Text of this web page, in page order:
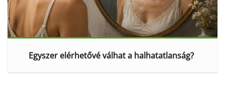
Egyszer elérhetővé válhat a halhatatlanság?